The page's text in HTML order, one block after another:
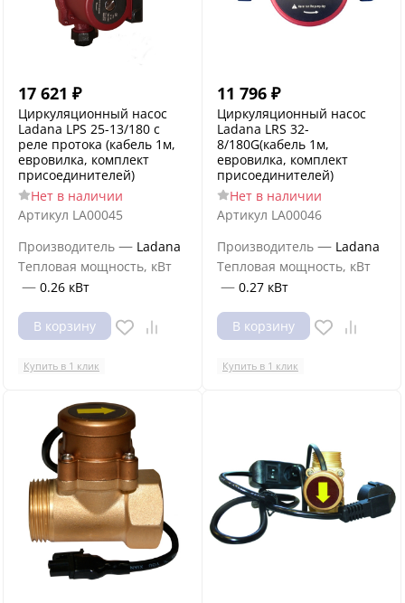
17 621 ₽
Циркуляционный насос
Ladana LPS 25-13/180 с
реле протока (кабель 1м,
евровилка, комплект
присоединителей)
Нет в наличии
Артикул LA00045
Производитель — Ladana
Тепловая мощность, кВт
— 0.26 кВт
В корзину
Купить в 1 клик
11 796 ₽
Циркуляционный насос
Ladana LRS 32-
8/180G(кабель 1м,
евровилка, комплект
присоединителей)
Нет в наличии
Артикул LA00046
Производитель — Ladana
Тепловая мощность, кВт
— 0.27 кВт
В корзину
Купить в 1 клик